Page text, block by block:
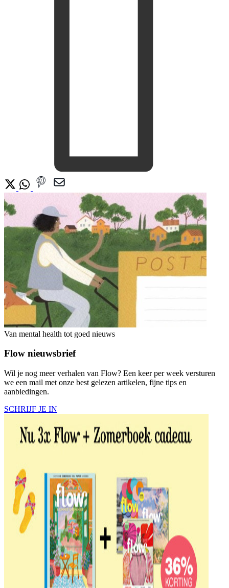
Van mental health tot goed nieuws
Flow nieuwsbrief
Wil je nog meer verhalen van Flow? Een keer per week versturen
we een mail met onze best gelezen artikelen, fijne tips en
aanbiedingen.
SCHRIJF JE IN